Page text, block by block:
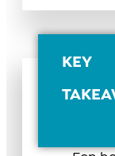
KEY